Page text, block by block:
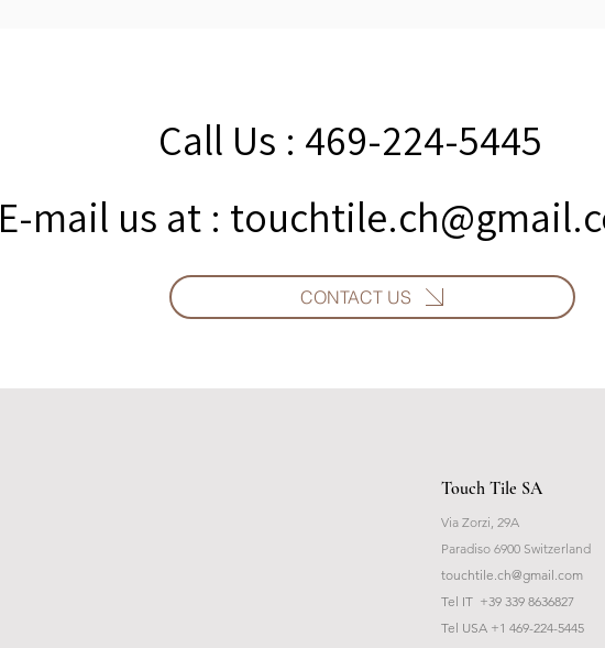
Call Us : 469-224-5445
E-mail us at :
CONTACT US
Touch Tile SA
Via Zorzi, 29A
Paradiso 6900 Switzerland
touchtile.ch@gmail.com
Tel IT +39 339 8636827
Tel USA +1 469-224-5445